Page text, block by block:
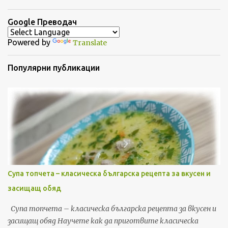
Google Преводач
Powered by Translate
Популярни публикации
Супа топчета – класическа българска рецепта за вкусен и
засищащ обяд
Супа топчета – класическа българска рецепта за вкусен и
засищащ обяд Научете как да приготвите класическа